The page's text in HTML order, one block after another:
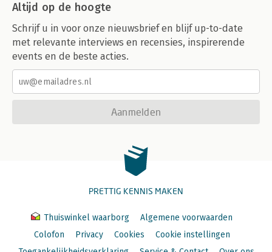
Altijd op de hoogte
Schrijf u in voor onze nieuwsbrief en blijf up-to-date
met relevante interviews en recensies, inspirerende
events en de beste acties.
Aanmelden
PRETTIG KENNIS MAKEN
Thuiswinkel waarborg
Algemene voorwaarden
Colofon
Privacy Cookies
Cookie instellingen